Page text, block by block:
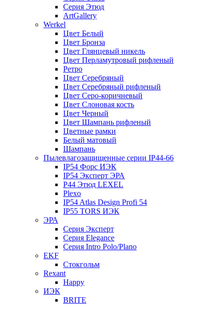
Серия Этюд
ArtGallery
Werkel
Цвет Белый
Цвет Бронза
Цвет Глянцевый никель
Цвет Перламутровый рифленый
Ретро
Цвет Серебряный
Цвет Серебряный рифленый
Цвет Серо-коричневый
Цвет Слоновая кость
Цвет Черный
Цвет Шампань рифленый
Цветные рамки
Белый матовый
Шампань
Пылевлагозащищенные серии IP44-66
IP54 Форс ИЭК
IP54 Эксперт ЭРА
P44 Этюд LEXEL
Plexo
IP54 Atlas Design Profi 54
IP55 TORS ИЭК
ЭРА
Серия Эксперт
Серия Elegance
Серия Intro Polo/Plano
EKF
Стокгольм
Rexant
Happy
ИЭК
BRITE